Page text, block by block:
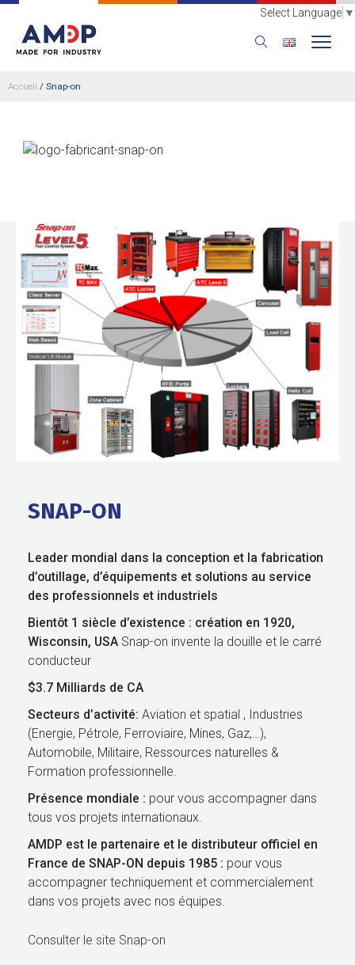
Select Language ▼
Accueil / Snap-on
SNAP-ON
Leader mondial dans la conception et la fabrication
d’outillage, d’équipements et solutions au service
des professionnels et industriels
Bientôt 1 siècle d’existence : création en 1920,
Wisconsin, USA Snap-on invente la douille et le carré
conducteur
$3.7 Milliards de CA
Secteurs d’activité: Aviation et spatial , Industries
(Energie, Pétrole, Ferroviaire, Mines, Gaz,…),
Automobile, Militaire, Ressources naturelles &
Formation professionnelle.
Présence mondiale : pour vous accompagner dans
tous vos projets internationaux.
AMDP est le partenaire et le distributeur officiel en
France de SNAP-ON depuis 1985 : pour vous
accompagner techniquement et commercialement
dans vos projets avec nos équipes.
Consulter le site Snap-on